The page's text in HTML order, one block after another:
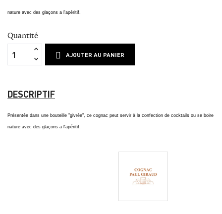
nature avec des glaçons a l'apéritif.
Quantité
AJOUTER AU PANIER
DESCRIPTIF
Présentée dans une bouteille "givrée", ce cognac peut servir à la confection de cocktails ou se boire
nature avec des glaçons a l'apéritif.